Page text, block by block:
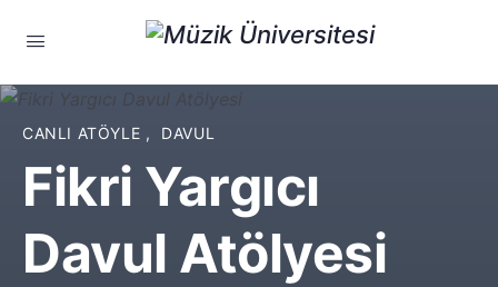
CANLI ATÖYLE , DAVUL
Fikri Yargıcı
Davul Atölyesi